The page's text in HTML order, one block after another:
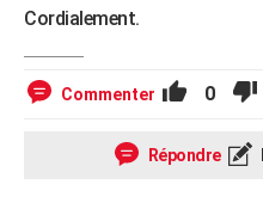
Cordialement.
Commenter 0
Répondre